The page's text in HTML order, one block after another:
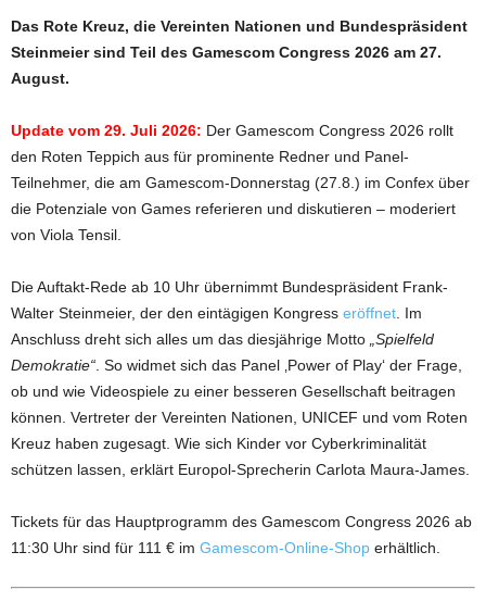
Das Rote Kreuz, die Vereinten Nationen und Bundespräsident
Steinmeier sind Teil des Gamescom Congress 2026 am 27.
August.
Update vom 29. Juli 2026: Der Gamescom Congress 2026 rollt
den Roten Teppich aus für prominente Redner und Panel-
Teilnehmer, die am Gamescom-Donnerstag (27.8.) im Confex über
die Potenziale von Games referieren und diskutieren – moderiert
von Viola Tensil.
Die Auftakt-Rede ab 10 Uhr übernimmt Bundespräsident Frank-
Walter Steinmeier, der den eintägigen Kongress eröffnet . Im
Anschluss dreht sich alles um das diesjährige Motto „Spielfeld
Demokratie“ . So widmet sich das Panel ‚Power of Play‘ der Frage,
ob und wie Videospiele zu einer besseren Gesellschaft beitragen
können. Vertreter der Vereinten Nationen, UNICEF und vom Roten
Kreuz haben zugesagt. Wie sich Kinder vor Cyberkriminalität
schützen lassen, erklärt Europol-Sprecherin Carlota Maura-James.
Tickets für das Hauptprogramm des Gamescom Congress 2026 ab
11:30 Uhr sind für 111 € im Gamescom-Online-Shop erhältlich.